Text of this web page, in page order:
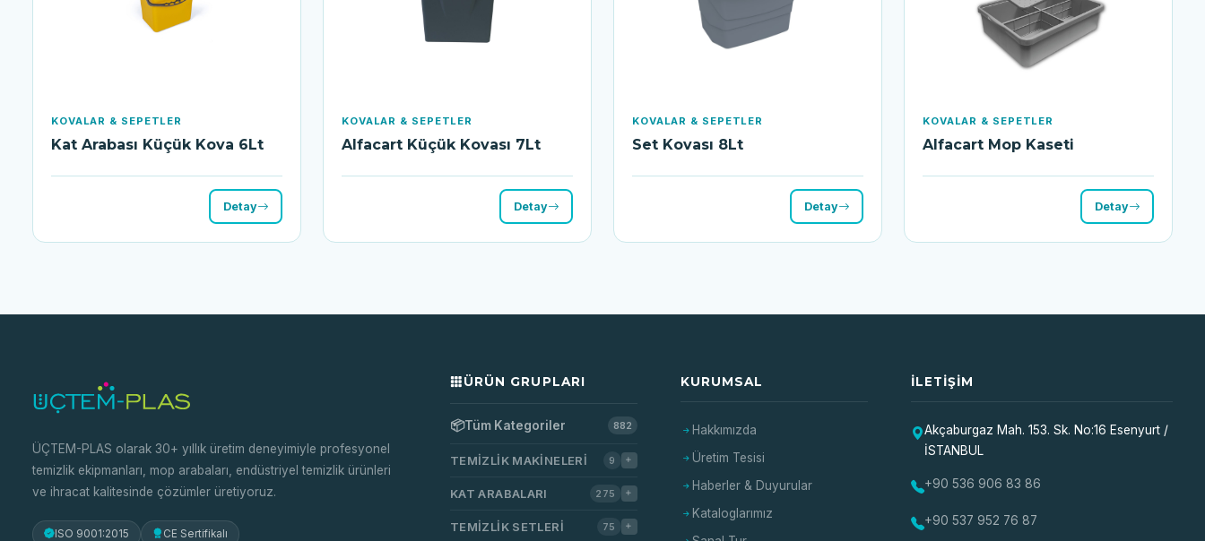
KOVALAR & SEPETLER
Kat Arabası Küçük Kova 6Lt
Detay
KOVALAR & SEPETLER
Alfacart Küçük Kovası 7Lt
Detay
KOVALAR & SEPETLER
Set Kovası 8Lt
Detay
KOVALAR & SEPETLER
Alfacart Mop Kaseti
Detay
ÜÇTEM-PLAS olarak 30+ yıllık üretim deneyimiyle profesyonel
temizlik ekipmanları, mop arabaları, endüstriyel temizlik ürünleri
ve ihracat kalitesinde çözümler üretiyoruz.
ISO 9001:2015 CE Sertifikalı
ÜRÜN GRUPLARI
📦Tüm Kategoriler 882
TEMIZLIK MAKINELERI 9
KAT ARABALARI 275
TEMIZLIK SETLERI 75
KURUMSAL
Hakkımızda
Üretim Tesisi
Haberler & Duyurular
Kataloglarımız
İLETIŞIM
Akçaburgaz Mah. 153. Sk. No:16 Esenyurt /
İSTANBUL
+90 536 906 83 86
+90 537 952 76 87